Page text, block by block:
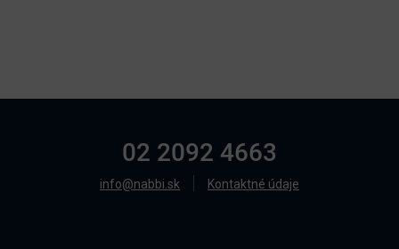
02 2092 4663
info@nabbi.sk Kontaktné údaje